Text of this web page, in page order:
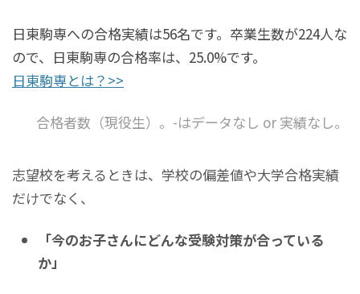
日東駒専への合格実績は56名です。卒業生数が224人な
ので、日東駒専の合格率は、25.0%です。
日東駒専とは？>>
合格者数（現役生）。-はデータなし or 実績なし。
志望校を考えるときは、学校の偏差値や大学合格実績
だけでなく、
「今のお子さんにどんな受験対策が合っている
か」